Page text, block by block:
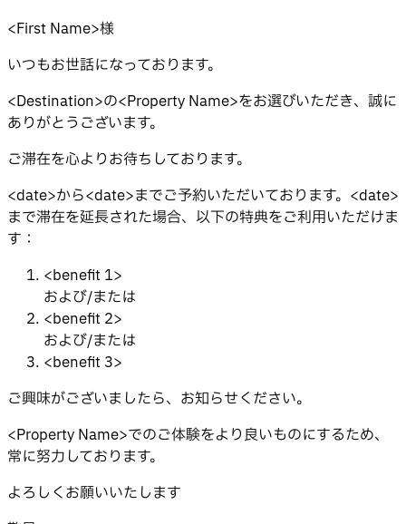
<First Name>様
いつもお世話になっております。
<Destination>の<Property Name>をお選びいただき、誠に
ありがとうございます。
ご滞在を心よりお待ちしております。
<date>から<date>までご予約いただいております。<date>
まで滞在を延長された場合、以下の特典をご利用いただけま
す：
<benefit 1>
および/または
<benefit 2>
および/または
<benefit 3>
ご興味がございましたら、お知らせください。
<Property Name>でのご体験をより良いものにするため、
常に努力しております。
よろしくお願いいたします